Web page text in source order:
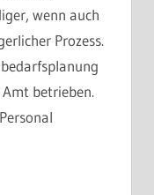
wenn auch
Prozess.
betrieben.